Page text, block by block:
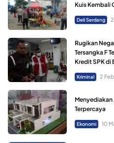
Kuis Kembali
Deli Serdang
Rugikan
Tersangka F
Kredit SPK di
Kriminal 2
Menyediakan
Terpercaya
Ekonomi 10